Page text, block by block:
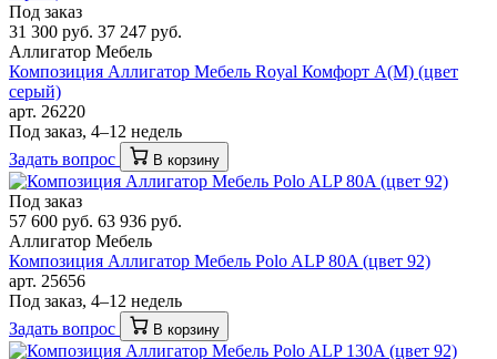
Под заказ
31 300 руб. 37 247 руб.
Аллигатор Мебель
Композиция Аллигатор Мебель Royal Комфорт A(М) (цвет
серый)
арт. 26220
Под заказ, 4–12 недель
Задать вопрос
В корзину
Под заказ
57 600 руб. 63 936 руб.
Аллигатор Мебель
Композиция Аллигатор Мебель Polo ALP 80A (цвет 92)
арт. 25656
Под заказ, 4–12 недель
Задать вопрос
В корзину